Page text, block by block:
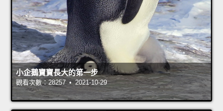
小企鵝寶寶長大的第一步
觀看次數：28257 • 2021-10-29